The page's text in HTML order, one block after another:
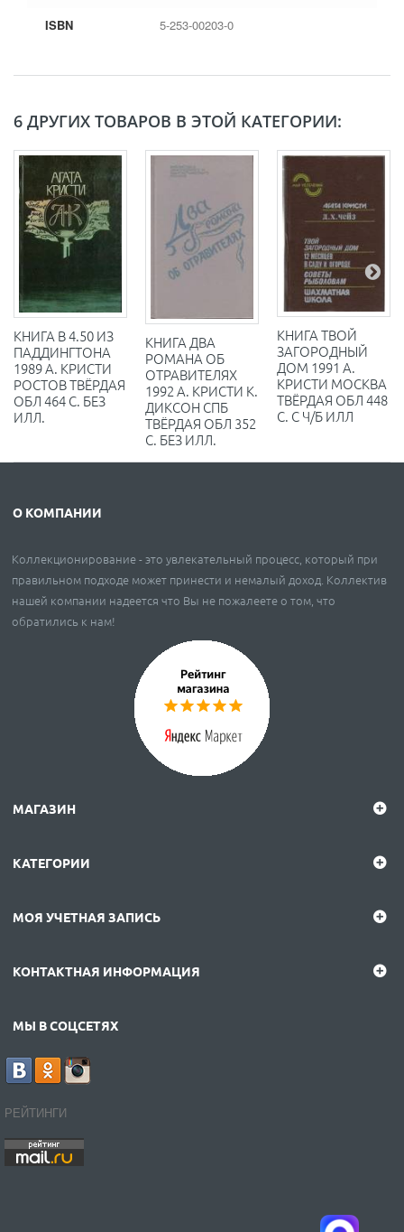
ISBN 5-253-00203-0
6 ДРУГИХ ТОВАРОВ В ЭТОЙ КАТЕГОРИИ:
КНИГА В 4.50 ИЗ
ПАДДИНГТОНА
1989 А. КРИСТИ
РОСТОВ ТВЁРДАЯ
ОБЛ 464 С. БЕЗ
ИЛЛ.
КНИГА ДВА
РОМАНА ОБ
ОТРАВИТЕЛЯХ
1992 А. КРИСТИ К.
ДИКСОН СПБ
ТВЁРДАЯ ОБЛ 352
С. БЕЗ ИЛЛ.
КНИГА ТВОЙ
ЗАГОРОДНЫЙ
ДОМ 1991 А.
КРИСТИ МОСКВА
ТВЁРДАЯ ОБЛ 448
С. С Ч/Б ИЛЛ
О КОМПАНИИ
Коллекционирование - это увлекательный процесс, который при
правильном подходе может принести и немалый доход. Коллектив
нашей компании надеется что Вы не пожалеете о том, что
обратились к нам!
МАГАЗИН
КАТЕГОРИИ
МОЯ УЧЕТНАЯ ЗАПИСЬ
КОНТАКТНАЯ ИНФОРМАЦИЯ
МЫ В СОЦСЕТЯХ
РЕЙТИНГИ